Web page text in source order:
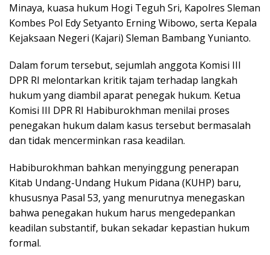
Minaya, kuasa hukum Hogi Teguh Sri, Kapolres Sleman
Kombes Pol Edy Setyanto Erning Wibowo, serta Kepala
Kejaksaan Negeri (Kajari) Sleman Bambang Yunianto.
Dalam forum tersebut, sejumlah anggota Komisi III
DPR RI melontarkan kritik tajam terhadap langkah
hukum yang diambil aparat penegak hukum. Ketua
Komisi III DPR RI Habiburokhman menilai proses
penegakan hukum dalam kasus tersebut bermasalah
dan tidak mencerminkan rasa keadilan.
Habiburokhman bahkan menyinggung penerapan
Kitab Undang-Undang Hukum Pidana (KUHP) baru,
khususnya Pasal 53, yang menurutnya menegaskan
bahwa penegakan hukum harus mengedepankan
keadilan substantif, bukan sekadar kepastian hukum
formal.